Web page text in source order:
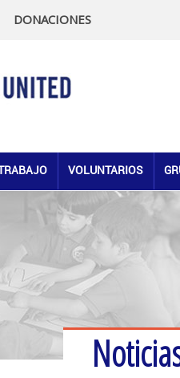
DONACIONES
VOLUNTARIOS